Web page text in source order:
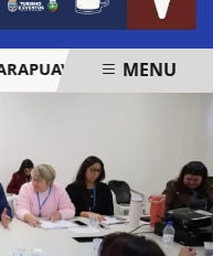
E PALMASMENU